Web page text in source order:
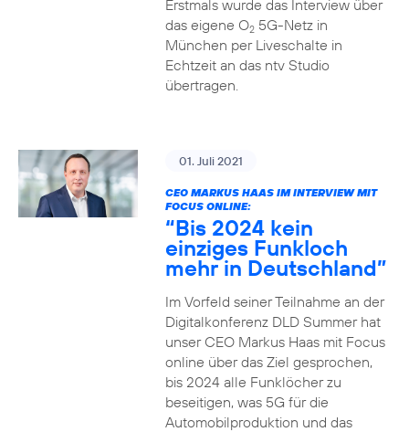
Erstmals wurde das Interview über
das eigene O25G-Netz in
München per Liveschalte in
Echtzeit an das ntv Studio
übertragen.
01. Juli 2021
CEO MARKUS HAAS IM INTERVIEW MIT
FOCUS ONLINE:
“Bis 2024 kein
einziges Funkloch
mehr in Deutschland”
Im Vorfeld seiner Teilnahme an der
Digitalkonferenz DLD Summer hat
unser CEO Markus Haas mit Focus
online über das Ziel gesprochen,
bis 2024 alle Funklöcher zu
beseitigen, was 5G für die
Automobilproduktion und das